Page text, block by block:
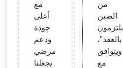
مع
أعلى
جودة
ودعم
مرضي
يجعلنا
من
الصين
يلتزمون
بالعقد"،
ويتوافق
مع